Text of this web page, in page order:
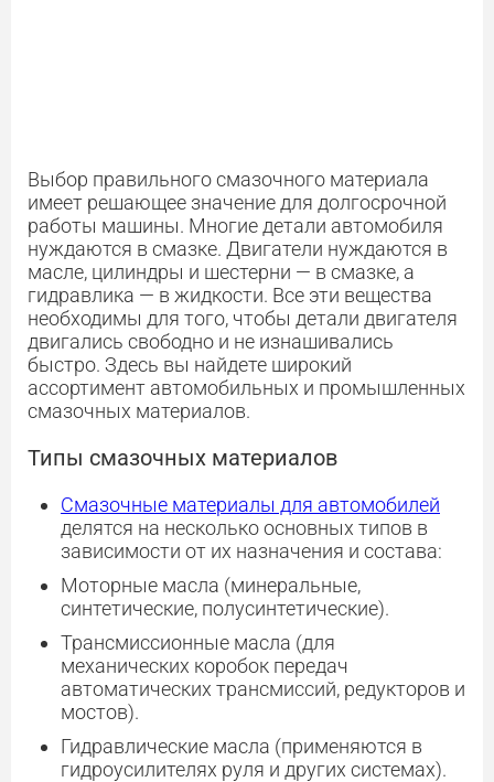
Выбор правильного смазочного материала
имеет решающее значение для долгосрочной
работы машины. Многие детали автомобиля
нуждаются в смазке. Двигатели нуждаются в
масле, цилиндры и шестерни — в смазке, а
гидравлика — в жидкости. Все эти вещества
необходимы для того, чтобы детали двигателя
двигались свободно и не изнашивались
быстро. Здесь вы найдете широкий
ассортимент автомобильных и промышленных
смазочных материалов.
Типы смазочных материалов
Смазочные материалы для автомобилей
делятся на несколько основных типов в
зависимости от их назначения и состава:
Моторные масла (минеральные,
синтетические, полусинтетические).
Трансмиссионные масла (для
механических коробок передач
автоматических трансмиссий, редукторов и
мостов).
Гидравлические масла (применяются в
гидроусилителях руля и других системах).